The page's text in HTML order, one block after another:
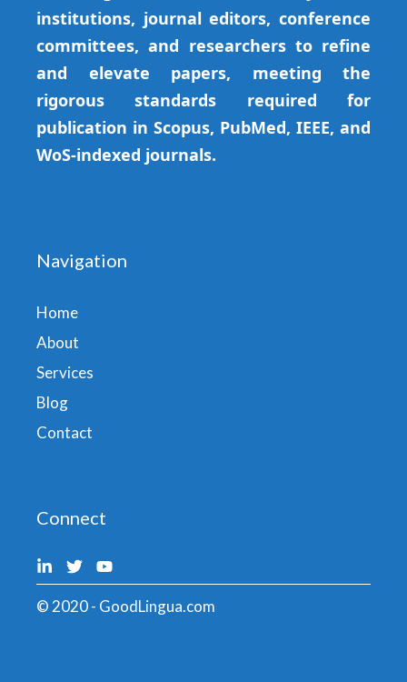
institutions, journal editors, conference
committees, and researchers to refine
and elevate papers, meeting the
rigorous standards required for
publication in Scopus, PubMed, IEEE, and
WoS-indexed journals.
Navigation
Home
About
Services
Blog
Contact
Connect
© 2020 - GoodLingua.com